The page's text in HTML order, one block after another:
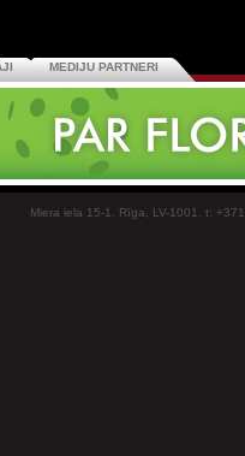
MEDIJU PARTNERI
Miera iela 15-1, Rīga, LV-1001, t: